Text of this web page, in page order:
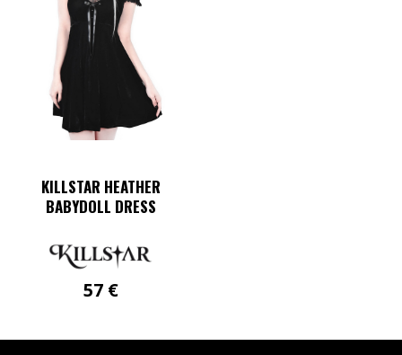
KILLSTAR HEATHER
BABYDOLL DRESS
57 €